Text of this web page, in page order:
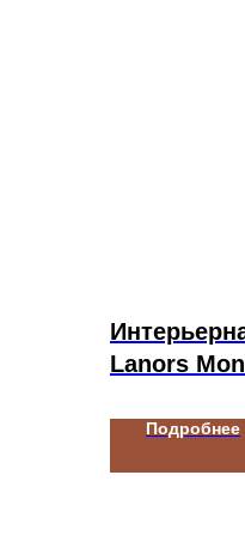
Lanors
Подробнее